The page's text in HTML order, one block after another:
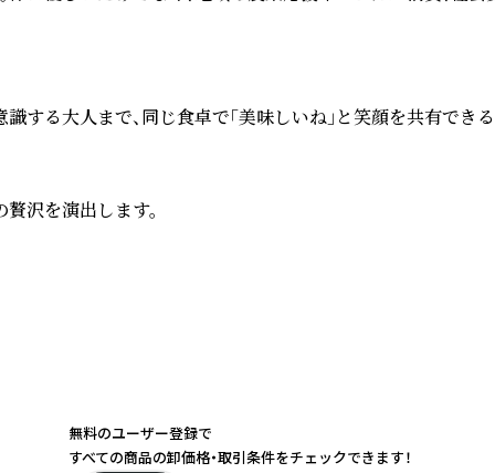
る大人まで、同じ食卓で「美味しいね」と笑顔を共有で
沢を演出します。
無料のユーザー登録で
すべての商品の卸価格・取引条件をチェックできます！